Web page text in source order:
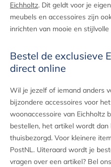
Eichholtz. Dit geldt voor je
meubels en accessoires zijn
inrichten van mooie en
Bestel de exclusieve
direct online
Wil je jezelf of iemand anders
bijzondere accessoires voor
woonaccessoire van Eichholtz
bestellen, het artikel wordt dan
thuisbezorgd. Voor kleinere
PostNL. Uiteraard wordt je
vragen over een artikel? Bel